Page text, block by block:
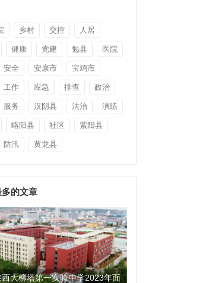
乡村 交控 人居
健康 党建 勉县 医院
安全 安康市 宝鸡市
工作 应急 排查 政治
服务 汉阴县 法治 演练
略阳县 社区 紫阳县
防汛 黄龙县
的文章
西大柳塔第一实验中学2023年面